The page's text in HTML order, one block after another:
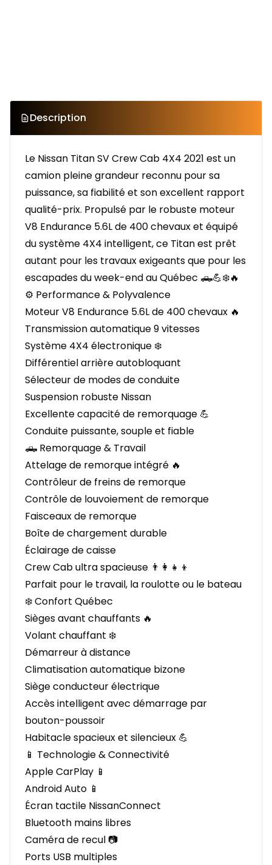
Description
Le Nissan Titan SV Crew Cab 4X4 2021 est un
camion pleine grandeur reconnu pour sa
puissance, sa fiabilité et son excellent rapport
qualité-prix. Propulsé par le robuste moteur
V8 Endurance 5.6L de 400 chevaux et équipé
du système 4X4 intelligent, ce Titan est prêt
autant pour les travaux exigeants que pour les
escapades du week-end au Québec 🛻💪❄️🔥
⚙️ Performance & Polyvalence
Moteur V8 Endurance 5.6L de 400 chevaux 🔥
Transmission automatique 9 vitesses
Système 4X4 électronique ❄️
Différentiel arrière autobloquant
Sélecteur de modes de conduite
Suspension robuste Nissan
Excellente capacité de remorquage 💪
Conduite puissante, souple et fiable
🛻 Remorquage & Travail
Attelage de remorque intégré 🔥
Contrôleur de freins de remorque
Contrôle de louvoiement de remorque
Faisceaux de remorque
Boîte de chargement durable
Éclairage de caisse
Crew Cab ultra spacieuse 👨‍👩‍👧‍👦
Parfait pour le travail, la roulotte ou le bateau
❄️ Confort Québec
Sièges avant chauffants 🔥
Volant chauffant ❄️
Démarreur à distance
Climatisation automatique bizone
Siège conducteur électrique
Accès intelligent avec démarrage par
bouton-poussoir
Habitacle spacieux et silencieux 💪
📱 Technologie & Connectivité
Apple CarPlay 📱
Android Auto 📱
Écran tactile NissanConnect
Bluetooth mains libres
Caméra de recul 📷
Ports USB multiples